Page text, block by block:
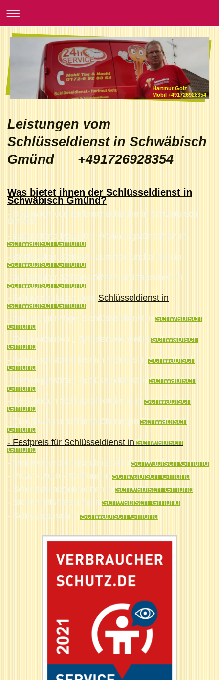
Hartmut Golz
Mobil +491726928354
Leistungen vom
Schlüsseldienst in Schwäbisch
Gmünd +491726928354
Was bietet ihnen der Schlüsseldienst in
Schwäbisch Gmünd?
- Reparatur von Einbruchschäden in Schwäbisch
Gmünd
- zugefallene Haustür , Wohnungstür öffnen in
Schwäbisch Gmünd
- Briefkasten-Schloss tauschen und öffnen in
Schwäbisch Gmünd
- Garagentor-Schloss öffnen und tauschen in
Schwäbisch Gmünd
- Schliessanlagen vom Schlüsseldienst in
Schwäbisch Gmünd
- gut und günstiger Schlüsseldienst in Schwäbisch
Gmünd
- Zylindertausch , Zylinderwechsel in Schwäbisch
Gmünd
- Schlüssel steckt fest im Schloss in Schwäbisch
Gmünd
- kostengünstiger Schlüsseldienst in Schwäbisch
Gmünd
- 24 Stunden Schlüsselnotdienst in Schwäbisch
Gmünd
- Türöffnung und Türnotöffnung in Schwäbisch
Gmünd
- Festpreis für Schlüsseldienst in Schwäbisch
Gmünd
- preiswerter Schlüsseldienst in Schwäbisch Gmünd
- PKW – Auto – Öffnung in Schwäbisch Gmünd
- Schlüssel abgebrochen in Schwäbisch Gmünd
- Sicherheitsberatung in Schwäbisch Gmünd
- Schlosstausch in Schwäbisch Gmünd